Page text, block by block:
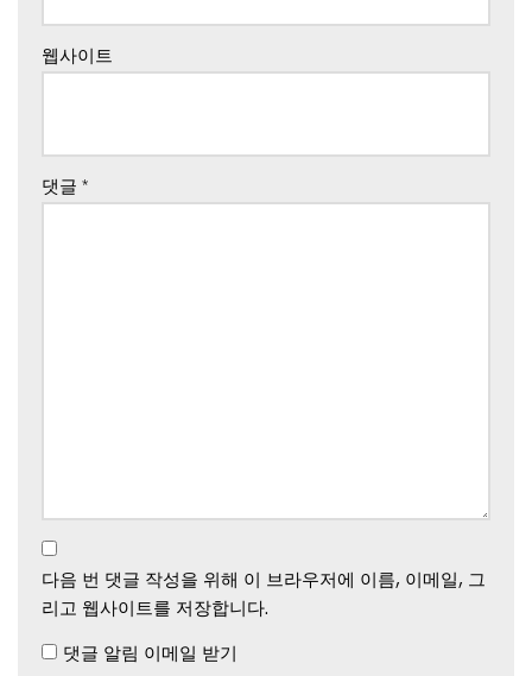
웹사이트
댓글 *
다음 번 댓글 작성을 위해 이 브라우저에 이름, 이메일, 그
리고 웹사이트를 저장합니다.
댓글 알림 이메일 받기